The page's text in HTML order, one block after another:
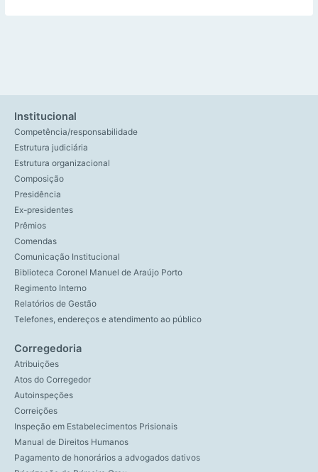
Institucional
Competência/responsabilidade
Estrutura judiciária
Estrutura organizacional
Composição
Presidência
Ex-presidentes
Prêmios
Comendas
Comunicação Institucional
Biblioteca Coronel Manuel de Araújo Porto
Regimento Interno
Relatórios de Gestão
Telefones, endereços e atendimento ao público
Corregedoria
Atribuições
Atos do Corregedor
Autoinspeções
Correições
Inspeção em Estabelecimentos Prisionais
Manual de Direitos Humanos
Pagamento de honorários a advogados dativos